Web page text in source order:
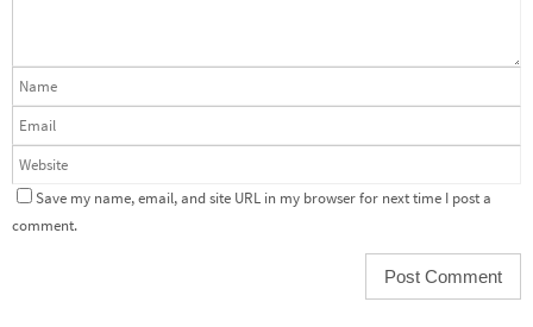
Save my name, email, and site URL in my browser for next time I post a
comment.